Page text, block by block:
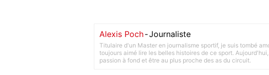
Alexis Poch-Journaliste
Titulaire d'un Master en journalisme sportif, je suis tombé
toujours aimé lire les belles histoires de ce sport.
passion à fond et être au plus proche des as du circuit.